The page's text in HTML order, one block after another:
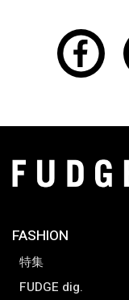
FASHION
特集
FUDGE dig.